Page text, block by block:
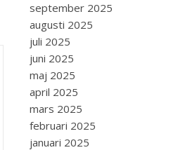
september 2025
augusti 2025
juli 2025
juni 2025
maj 2025
april 2025
mars 2025
februari 2025
januari 2025